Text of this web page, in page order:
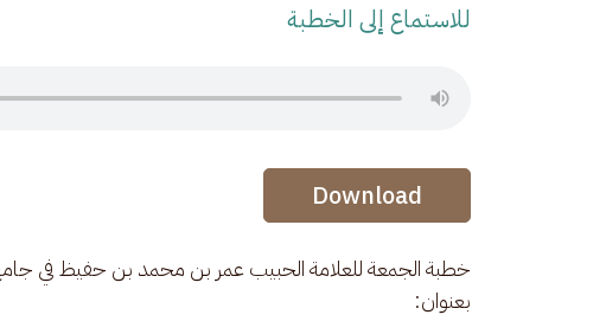
للاستماع إلى الخطبة
Audio Stream
Audio Stream
Download
بعنوان: